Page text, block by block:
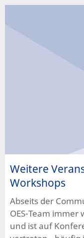
Weitere
Workshops
Abseits der
OES-Team immer
und ist auf